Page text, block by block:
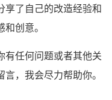
享了自己的改造经验和
创意。
有任何问题或者其他关
，我会尽力帮助你。